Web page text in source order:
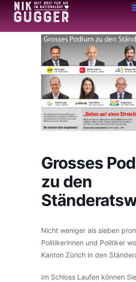
Grosses
zu den
Nicht weniger als sieben
Politikerinnen und Politiker
Kanton Zürich in den
Im Schloss Laufen können